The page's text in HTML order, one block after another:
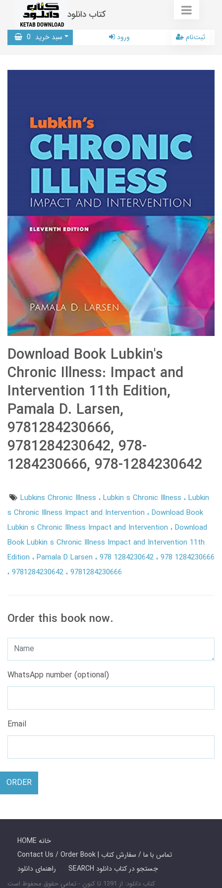
کتاب دانلود
سبد خرید 0 ورود ثبت‌نام
Download Book Lubkin's
Chronic Illness: Impact and
Intervention 11th Edition,
Pamala D. Larsen,
9781284230666,
9781284230642, 978-
1284230666, 978-1284230642
Lubkins Chronic Illness Lubkin s Chronic Illness Lubkin
s Chronic Illness Impact and Intervention
Download Book
Lubkin s Chronic Illness Impact and Intervention
Download
Book Lubkin s Chronic Illness Impact and Intervention 11th
Edition
Pamala D Larsen 978 1284230642 978 1284230666
9781284230642 9781284230666
Order this book now.
WhatsApp number (optional)
Email
ORDER
HOME خانه
Contact Us / Order Book | تماس با ما / سفارش کتاب
راهنمای دانلود
SEARCH جستجو در کتاب دانلود
کتاب دانلود: از 1391 تا کنون - تمامی حقوق محفوظ است